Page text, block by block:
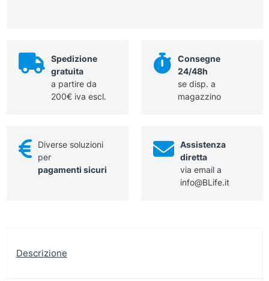
rimozione
lame,
grande,
magnete,
con
sterile
Spedizione
gratuita
a partire da
200€ iva escl.
Consegne
24/48h
se disp. a
magazzino
Diverse soluzioni
per
pagamenti sicuri
Assistenza
diretta
via email a
info@BLife.it
Descrizione